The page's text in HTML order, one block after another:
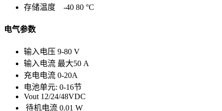
存储温度 -40 80 °C
电气参数
输入电压 9-80 V
输入电流 最大50 A
充电电流 0-20A
电池单元: 0-16节
Vout 12/24/48VDC
待机电流 0.01 W